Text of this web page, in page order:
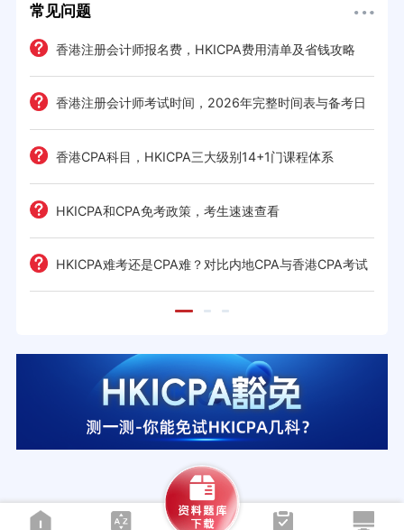
常见问题
香港注册会计师报名费，HKICPA费用清单及省钱攻略
香港注册会计师考试时间，2026年完整时间表与备考日
历 香港CPA科目，HKICPA三大级别14+1门课程体系
HKICPA和CPA免考政策，考生速速查看
HKICPA难考还是CPA难？对比内地CPA与香港CPA考试